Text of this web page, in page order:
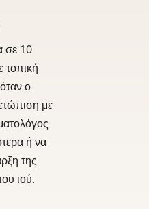
σε 10
τοπική
ο
με
ή να
της
ιού.